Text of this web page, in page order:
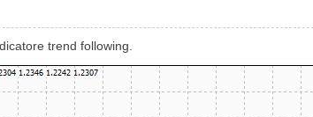
trend following.